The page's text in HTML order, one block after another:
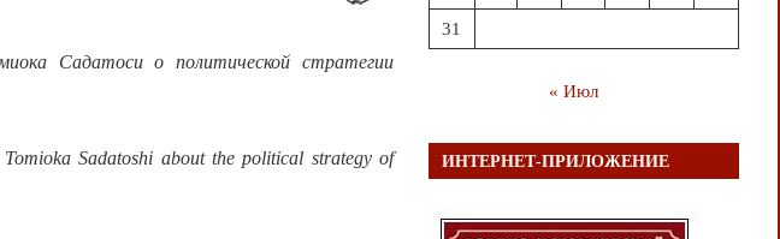
Садатоси о политической стратегии
Sadatoshi about the political strategy of
31
« Июл
ИНТЕРНЕТ-ПРИЛОЖЕНИЕ